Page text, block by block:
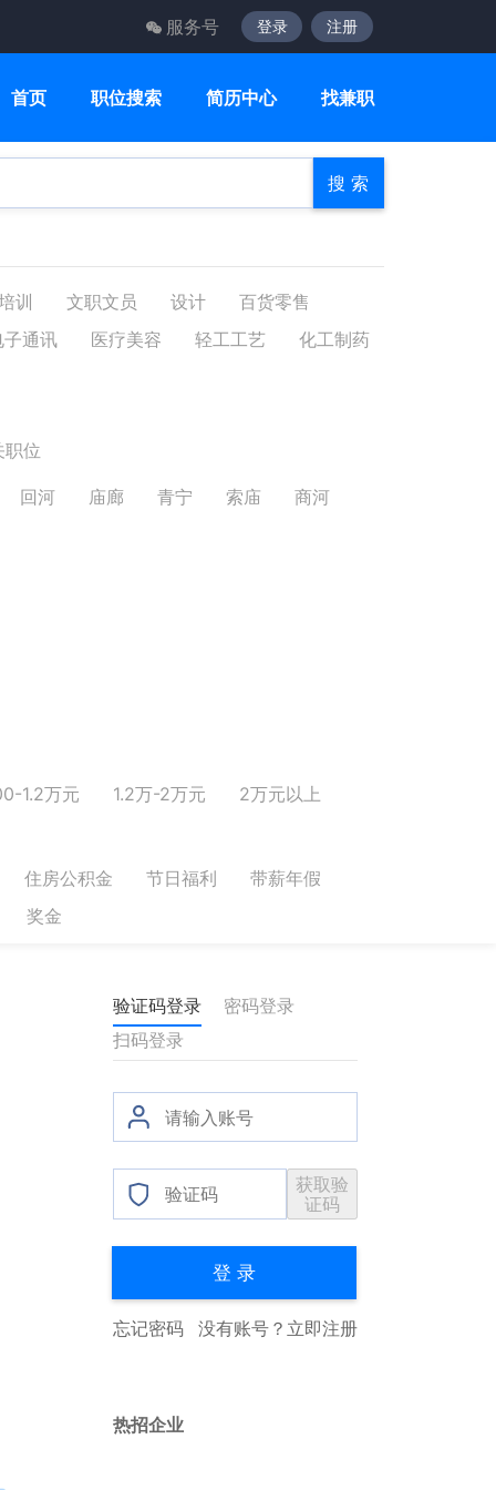
服务号 登录 注册
首页 职位搜索 简历中心 找兼职
搜 索
训 文职文员 设计
百货零售
子通讯
医疗美容 轻工工艺 化工制药
职位
回河 庙廊 青宁 索庙 商河
1.2万元 1.2万-2万元 2万元以上
住房公积金 节日福利
带薪年假
奖金
验证码登录
密码登录
扫码登录
获取验
证码
登 录
忘记密码 没有账号？ 立即注册
热招企业